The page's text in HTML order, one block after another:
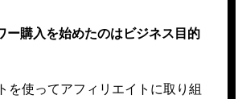
ー購入を始めたのはビジネス目的
を使ってアフィリエイトに取り組